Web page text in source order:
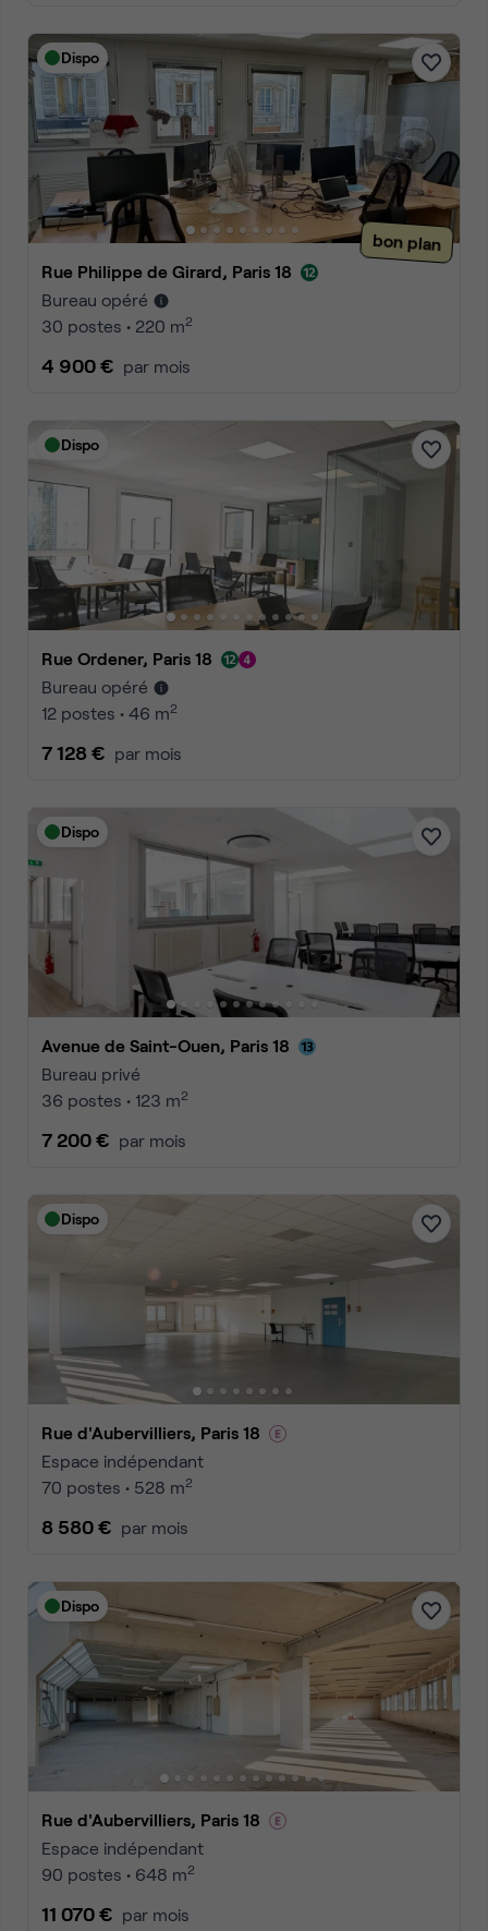
Dispo
bon plan
Rue Philippe de Girard, Paris 18
Bureau opéré
30 postes • 220 m2
4 900 € par mois
Dispo
Rue Ordener, Paris 18
Bureau opéré
12 postes • 46 m2
7 128 € par mois
Dispo
Avenue de Saint-Ouen, Paris 18
Bureau privé
36 postes • 123 m2
7 200 € par mois
Dispo
Rue d'Aubervilliers, Paris 18
Espace indépendant
70 postes • 528 m2
8 580 € par mois
Dispo
Rue d'Aubervilliers, Paris 18
Espace indépendant
90 postes • 648 m2
11 070 € par mois